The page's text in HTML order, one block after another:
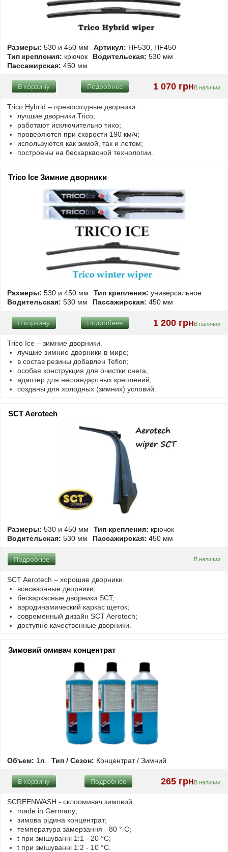
Размеры: 530 и 450 мм Артикул: HF530, HF450
Тип крепления: крючок Водительская: 530 мм
Пассажирская: 450 мм
1 070 грнВ наличии
Подробнее
В корзину
Trico Hybrid – превосходные дворники.
лучшие дворники Trico;
работают исключительно тихо;
проверяются при скорости 190 км/ч;
используются как зимой, так и летом;
построены на бескаркасной технологии.
Trico Ice Зимние дворники
Размеры: 530 и 450 мм Тип крепления: универсальное
Водительская: 530 мм Пассажирская: 450 мм
1 200 грнВ наличии
Подробнее
В корзину
Trico Ice – зимние дворники.
лучшие зимние дворники в мире;
в состав резины добавлен Teflon;
особая конструкция для очистки снега;
адаптер для нестандартных креплений;
созданы для холодных (зимних) условий.
SCT Aerotech
Размеры: 530 и 450 мм Тип крепления: крючок
Водительская: 530 мм Пассажирская: 450 мм
В наличии
Подробнее
SCT Aerotech – хорошие дворники.
всесезонные дворники;
бескаркасные дворники SCT;
аэродинамический каркас щеток;
современный дизайн SCT Aerotech;
доступно качественные дворники.
Зимовий омивач концентрат
Объем: 1л. Тип / Сезон: Концентрат / Зимний
265 грнВ наличии
Подробнее
В корзину
SCREENWASH - cклоомивач зимовий.
made in Germany;
зимова рідина концентрат;
температура замерзання - 80 ° C;
t при змішуванні 1:1 - 20 °C;
t при змішуванні 1:2 - 10 °C.